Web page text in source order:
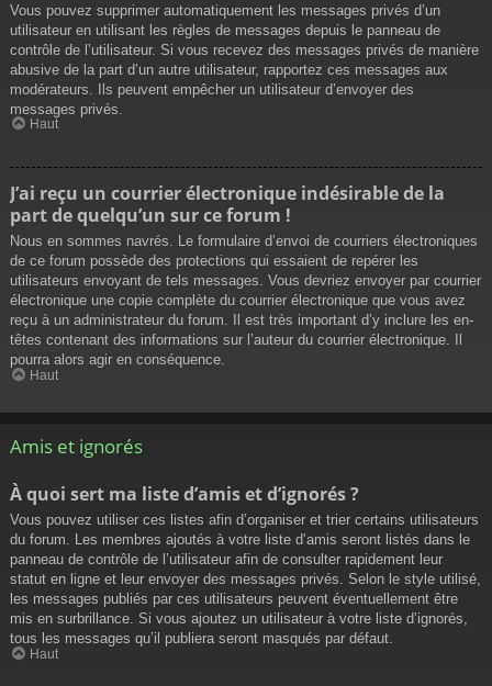
Vous pouvez supprimer automatiquement les messages privés d’un
utilisateur en utilisant les règles de messages depuis le panneau de
contrôle de l’utilisateur. Si vous recevez des messages privés de manière
abusive de la part d’un autre utilisateur, rapportez ces messages aux
modérateurs. Ils peuvent empêcher un utilisateur d’envoyer des
messages privés.
Haut
J’ai reçu un courrier électronique indésirable de la
part de quelqu’un sur ce forum !
Nous en sommes navrés. Le formulaire d’envoi de courriers électroniques
de ce forum possède des protections qui essaient de repérer les
utilisateurs envoyant de tels messages. Vous devriez envoyer par courrier
électronique une copie complète du courrier électronique que vous avez
reçu à un administrateur du forum. Il est très important d’y inclure les en-
têtes contenant des informations sur l’auteur du courrier électronique. Il
pourra alors agir en conséquence.
Haut
Amis et ignorés
À quoi sert ma liste d’amis et d’ignorés ?
Vous pouvez utiliser ces listes afin d’organiser et trier certains utilisateurs
du forum. Les membres ajoutés à votre liste d’amis seront listés dans le
panneau de contrôle de l’utilisateur afin de consulter rapidement leur
statut en ligne et leur envoyer des messages privés. Selon le style utilisé,
les messages publiés par ces utilisateurs peuvent éventuellement être
mis en surbrillance. Si vous ajoutez un utilisateur à votre liste d’ignorés,
tous les messages qu’il publiera seront masqués par défaut.
Haut